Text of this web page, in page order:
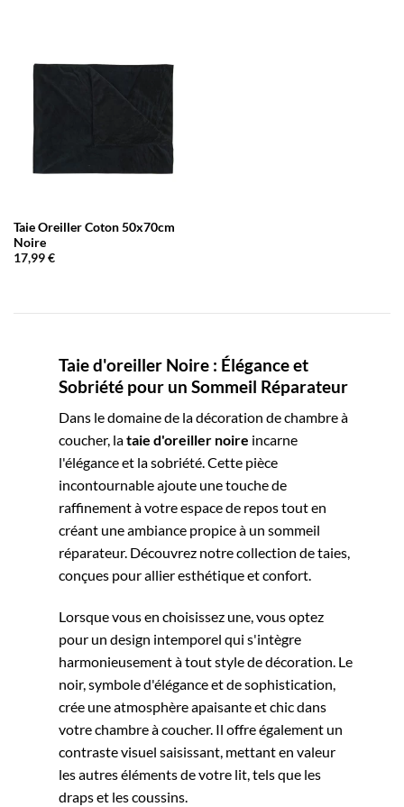
Taie Oreiller Coton 50x70cm
Noire
17,99€
Taie d'oreiller Noire : Élégance et
Sobriété pour un Sommeil Réparateur
Dans le domaine de la décoration de chambre à
coucher, lataie d'oreiller noire incarne
l'élégance et la sobriété. Cette pièce
incontournable ajoute une touche de
raffinement à votre espace de repos tout en
créant une ambiance propice à un sommeil
réparateur. Découvrez notre collection de taies,
conçues pour allier esthétique et confort.
Lorsque vous en choisissez une, vous optez
pour un design intemporel qui s'intègre
harmonieusement à tout style de décoration. Le
noir, symbole d'élégance et de sophistication,
crée une atmosphère apaisante et chic dans
votre chambre à coucher. Il offre également un
contraste visuel saisissant, mettant en valeur
les autres éléments de votre lit, tels que les
draps et les coussins.